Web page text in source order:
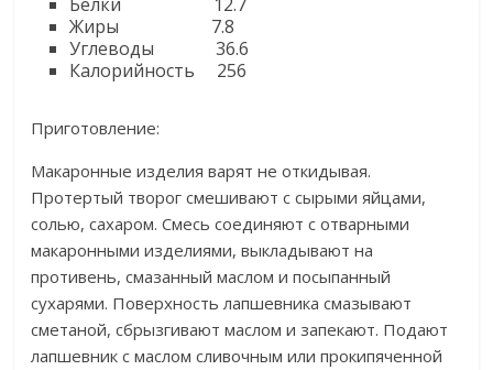
Жиры 7.8
Углеводы 36.6
Калорийность 256
Приготовление:
Макаронные изделия варят не откидывая.
Протертый творог смешивают с сырыми яйцами,
солью, сахаром. Смесь соединяют с отварными
макаронными изделиями, выкладывают на
противень, смазанный маслом и посыпанный
сухарями. Поверхность лапшевника смазывают
сметаной, сбрызгивают маслом и запекают. Подают
лапшевник с маслом сливочным или прокипяченной